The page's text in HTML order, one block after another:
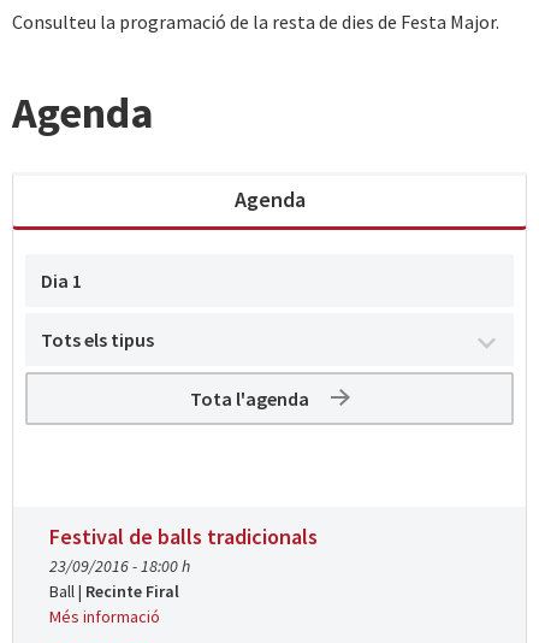
Consulteu la programació de la resta de dies de Festa Major.
Agenda
Agenda
Tota l'agenda
Festival de balls tradicionals
23/09/2016 - 18:00 h
Ball| Recinte Firal
Més informació